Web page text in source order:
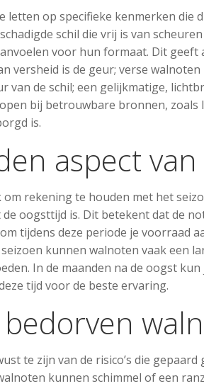
op specifieke kenmerken die
schil die vrij is van
voor hun formaat. Dit geeft
versheid is de geur; verse
de schil; een gelijkmatige,
bij betrouwbare bronnen,
is.
aspect
rekening te houden met het
oogsttijd is. Dit betekent dat de
tijdens deze periode je voorraad
kunnen walnoten vaak een
In de maanden na de oogst kun
tijd voor de beste ervaring.
bedorven
te zijn van de risico’s die gepaard
kunnen schimmel of een